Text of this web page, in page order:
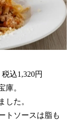
込1,320円
庫。
した。
トソースは脂も